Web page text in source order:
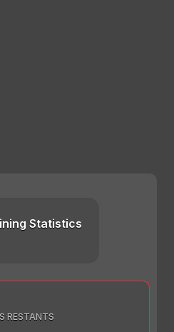
Statistics
RESTANTS